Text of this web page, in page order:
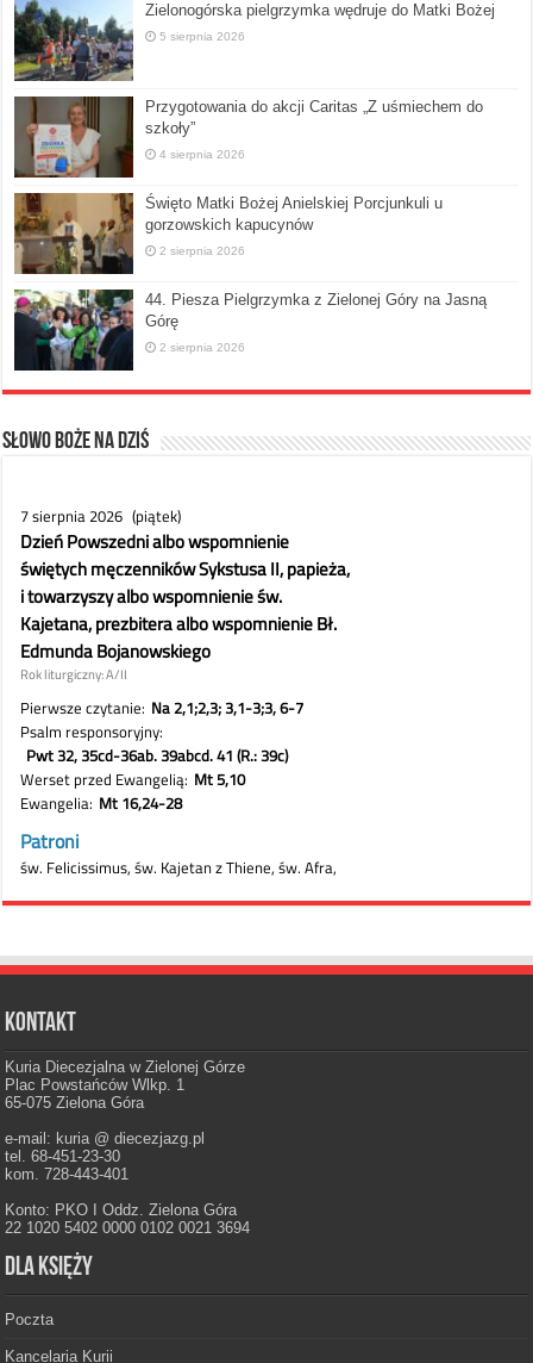
Zielonogórska pielgrzymka wędruje do Matki Bożej
5 sierpnia 2026
Przygotowania do akcji Caritas „Z uśmiechem do
szkoły”
4 sierpnia 2026
Święto Matki Bożej Anielskiej Porcjunkuli u
gorzowskich kapucynów
2 sierpnia 2026
44. Piesza Pielgrzymka z Zielonej Góry na Jasną
Górę
2 sierpnia 2026
Słowo Boże na dziś
Kontakt
Kuria Diecezjalna w Zielonej Górze
Plac Powstańców Wlkp. 1
65-075 Zielona Góra
e-mail: kuria @ diecezjazg.pl
tel. 68-451-23-30
kom. 728-443-401
Konto: PKO I Oddz. Zielona Góra
22 1020 5402 0000 0102 0021 3694
Dla księży
Poczta
Kancelaria Kurii